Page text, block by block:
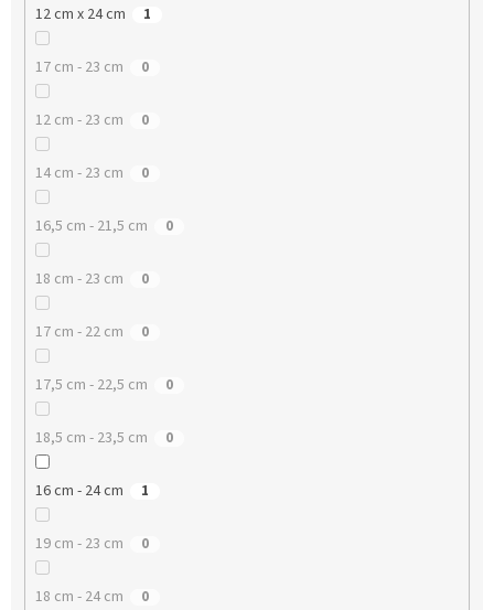
12 cm x 24 cm 1
17 cm - 23 cm 0
12 cm - 23 cm 0
14 cm - 23 cm 0
16,5 cm - 21,5 cm 0
18 cm - 23 cm 0
17 cm - 22 cm 0
17,5 cm - 22,5 cm 0
18,5 cm - 23,5 cm 0
16 cm - 24 cm 1
19 cm - 23 cm 0
18 cm - 24 cm 0